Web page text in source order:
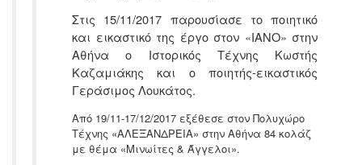
Στις 15/11/2017 παρουσίασε το ποιητικό
και εικαστικό της έργο στον «ΙΑΝΟ» στην
Αθήνα ο Ιστορικός Τέχνης Κωστής
Καζαμιάκης και ο ποιητής-εικαστικός
Γεράσιμος Λουκάτος.
Από 19/11-17/12/2017 εξέθεσε στον Πολυχώρο
Τέχνης «ΑΛΕΞΑΝΔΡΕΙΑ» στην Αθήνα 84 κολάζ
με θέμα «Μινωίτες & Άγγελοι».